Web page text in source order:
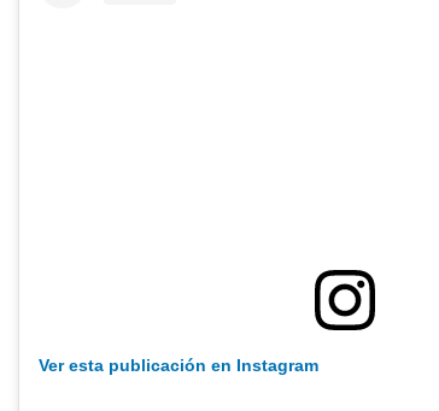
Ver esta publicación en Instagram